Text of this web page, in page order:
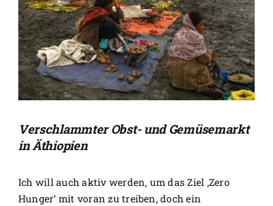
Verschlammter Obst- und Gemüsemarkt
in Äthiopien
Ich will auch aktiv werden, um das Ziel ‚Zero
Hunger‘ mit voran zu treiben, doch ein